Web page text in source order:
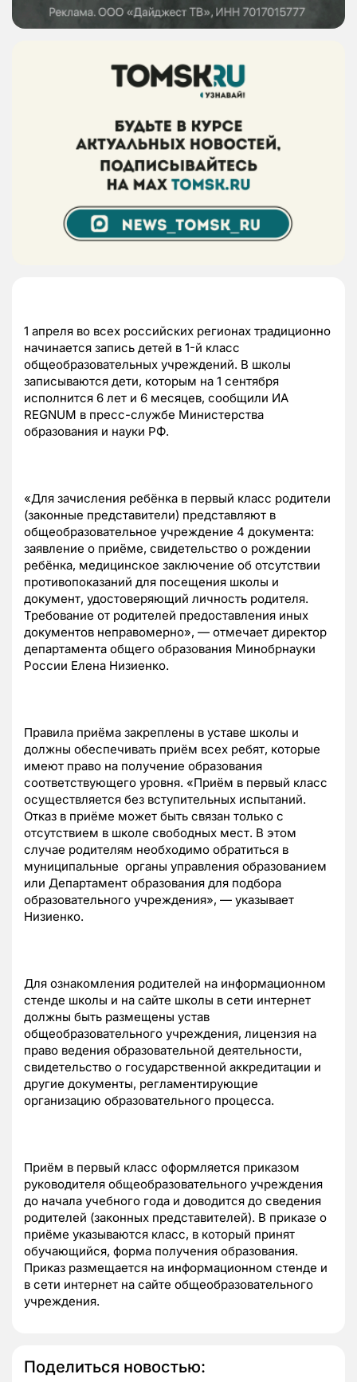
1 апреля во всех российских регионах традиционно
начинается запись детей в 1-й класс
общеобразовательных учреждений. В школы
записываются дети, которым на 1 сентября
исполнится 6 лет и 6 месяцев, сообщили ИА
REGNUM в пресс-службе Министерства
образования и науки РФ.
«Для зачисления ребёнка в первый класс родители
(законные представители) представляют в
общеобразовательное учреждение 4 документа:
заявление о приёме, свидетельство о рождении
ребёнка, медицинское заключение об отсутствии
противопоказаний для посещения школы и
документ, удостоверяющий личность родителя.
Требование от родителей предоставления иных
документов неправомерно», — отмечает директор
департамента общего образования Минобрнауки
России Елена Низиенко.
Правила приёма закреплены в уставе школы и
должны обеспечивать приём всех ребят, которые
имеют право на получение образования
соответствующего уровня. «Приём в первый класс
осуществляется без вступительных испытаний.
Отказ в приёме может быть связан только с
отсутствием в школе свободных мест. В этом
случае родителям необходимо обратиться в
муниципальные органы управления образованием
или Департамент образования для подбора
образовательного учреждения», — указывает
Низиенко.
Для ознакомления родителей на информационном
стенде школы и на сайте школы в сети интернет
должны быть размещены устав
общеобразовательного учреждения, лицензия на
право ведения образовательной деятельности,
свидетельство о государственной аккредитации и
другие документы, регламентирующие
организацию образовательного процесса.
Приём в первый класс оформляется приказом
руководителя общеобразовательного учреждения
до начала учебного года и доводится до сведения
родителей (законных представителей). В приказе о
приёме указываются класс, в который принят
обучающийся, форма получения образования.
Приказ размещается на информационном стенде и
в сети интернет на сайте общеобразовательного
учреждения.
Поделиться новостью: